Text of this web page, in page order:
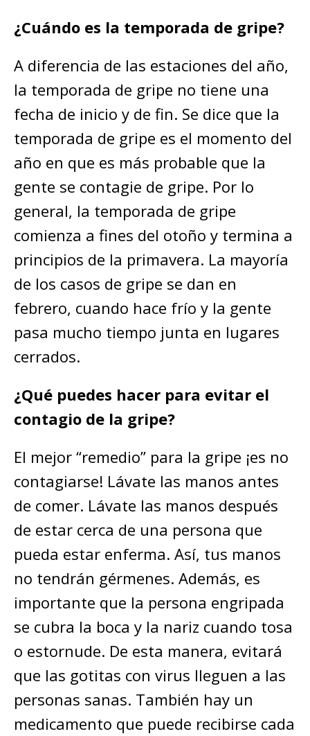
¿Cuándo es la temporada de gripe?
A diferencia de las estaciones del año,
la temporada de gripe no tiene una
fecha de inicio y de fin. Se dice que la
temporada de gripe es el momento del
año en que es más probable que la
gente se contagie de gripe. Por lo
general, la temporada de gripe
comienza a fines del otoño y termina a
principios de la primavera. La mayoría
de los casos de gripe se dan en
febrero, cuando hace frío y la gente
pasa mucho tiempo junta en lugares
cerrados.
¿Qué puedes hacer para evitar el
contagio de la gripe?
El mejor “remedio” para la gripe ¡es no
contagiarse! Lávate las manos antes
de comer. Lávate las manos después
de estar cerca de una persona que
pueda estar enferma. Así, tus manos
no tendrán gérmenes. Además, es
importante que la persona engripada
se cubra la boca y la nariz cuando tosa
o estornude. De esta manera, evitará
que las gotitas con virus lleguen a las
personas sanas. También hay un
medicamento que puede recibirse cada